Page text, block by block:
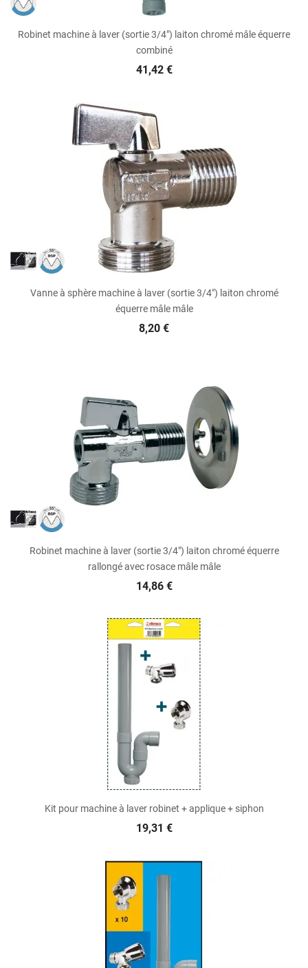
Robinet machine à laver (sortie 3/4") laiton chromé mâle équerre
combiné
41,42 €
Vanne à sphère machine à laver (sortie 3/4") laiton chromé
équerre mâle mâle
8,20 €
Robinet machine à laver (sortie 3/4") laiton chromé équerre
rallongé avec rosace mâle mâle
14,86 €
Kit pour machine à laver robinet + applique + siphon
19,31 €